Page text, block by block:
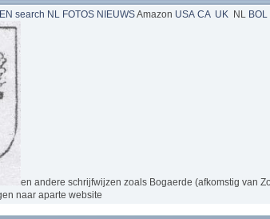
search NL FOTOS NIEUWSAmazon USA CA UK NL BOL
en andere schrijfwijzen zoals Bogaerde (afkomstig van
naar aparte website